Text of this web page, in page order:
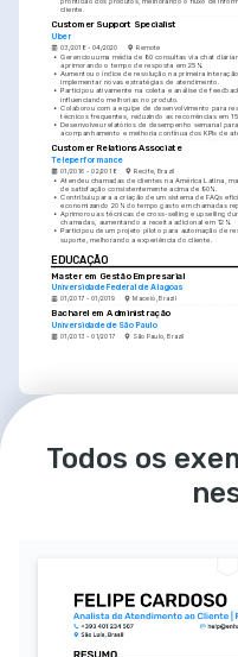
cliente.
Customer Support Specialist
Uber
03/2018 - 04/2020 Remote
• Gerenciou uma média de 80 consultas via chat
aprimorando o tempo de resposta em 25%.
• Aumentou o índice de resolução na primeira interação
implementar novas estratégias de atendimento.
• Participou ativamente na coleta e análise de
influenciando melhorias no produto.
• Colaborou com a equipe de desenvolvimento para
técnicos frequentes, reduzindo as recorrências em
• Desenvolveu relatórios de desempenho semanal para
acompanhamento e melhoria contínua dos KPIs de
Customer Relations Associate
Teleperformance
01/2016 - 02/2018 Recife, Brazil
• Atendeu chamadas de clientes na América Latina,
de satisfação consistentemente acima de 90%.
• Contribuiu para a criação de um sistema de FAQs
economizando 20% do tempo gasto em chamadas
• Aprimorou as técnicas de cross-selling e upselling
chamadas, aumentando a receita adicional em 12%.
• Participou de um projeto piloto para automação de
suporte, melhorando a experiência do cliente.
EDUCAÇÃO
Master em Gestão Empresarial
Universidade Federal de Alagoas
01/2017 - 01/2019 Maceió, Brazil
Bacharel em Administração
Universidade de São Paulo
01/2013 - 01/2017 São Paulo, Brazil
Nativo Nativo
Todos os